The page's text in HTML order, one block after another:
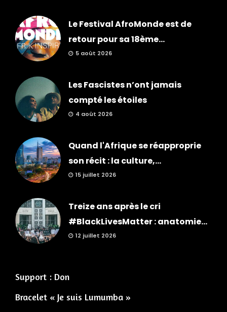
Le Festival AfroMonde est de
retour pour sa 18ème...
5 août 2026
Les Fascistes n’ont jamais
compté les étoiles
4 août 2026
Quand l'Afrique se réapproprie
son récit : la culture,...
15 juillet 2026
Treize ans après le cri
#BlackLivesMatter : anatomie...
12 juillet 2026
Support : Don
Bracelet « Je suis Lumumba »